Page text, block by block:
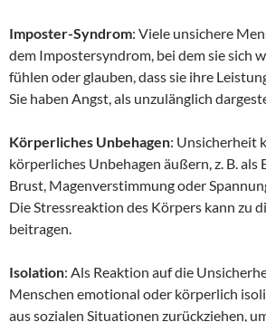
Imposter-Syndrom: Viele unsichere
dem Impostersyndrom, bei dem sie sich
fühlen oder glauben, dass sie ihre
Sie haben Angst, als unzulänglich
Körperliches Unbehagen: Unsicherheit
körperliches Unbehagen äußern, z. B. als
Brust, Magenverstimmung oder
Die Stressreaktion des Körpers kann zu
beitragen.
Isolation: Als Reaktion auf die
Menschen emotional oder körperlich
aus sozialen Situationen zurückziehen,